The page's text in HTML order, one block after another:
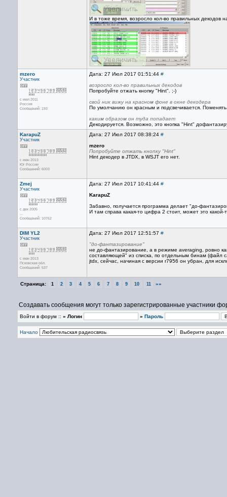
И в тоже время, возросло кол-во правильных декодов
mzero
Участник
с июл 2011
Россия
Сообщений: 193
Дата: 27 Июл 2017 01:51:44 #
возросло кол-во правильных декодов
Попробуйте отжать кнопку "Hint". ;-)
свой ник вижу на красном фоне в окне декодера
По умолчанию он красным и подсвечивается.
каким образом он туда попадает
Декодируется. Возможно, это кнопка "Hint"
KarapuZ
Участник
с июн 2013
Юг России
Сообщений: 6003
Дата: 27 Июл 2017 08:38:24 #
mzero
Попробуйте отжать кнопку "Hint"
Hint декодер в JTDX, в WSJT его нет.
Zmej
Участник
с дек 2005
...
Сообщений: 10762
Дата: 27 Июл 2017 10:41:44 #
KarapuZ
Забавно, получается программа делает "до-
И там справа какая-то цифра 2 стоит, может это
DIM YL2
Участник
с июн 2013
Псковская обл.
Сообщений: 537
Дата: 27 Июл 2017 12:51:57 #
"до-фантазирование"
не до-фантазирование, а в режиме averaging, ровно
составляющей" из списка, по отдельным бинам (файл
jtdx, сейчас, начиная с версии r7956 он убран, для
Страница: 1 2 3 4 5 6 7 8 9 10 11 »»
Создавать сообщения могут только зарегистрированные участники
Войти в форум :: » Логин » Пароль
Начало